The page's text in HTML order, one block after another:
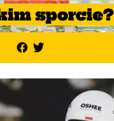
sporcie?